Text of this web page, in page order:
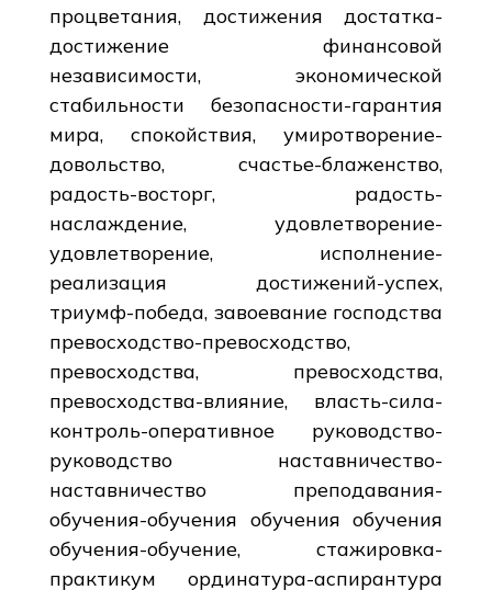
процветания, достижения достатка-
достижение финансовой
независимости, экономической
стабильности безопасности-гарантия
мира, спокойствия, умиротворение-
довольство, счастье-блаженство,
радость-восторг, радость-
наслаждение, удовлетворение-
удовлетворение, исполнение-
реализация достижений-успех,
триумф-победа, завоевание господства
превосходство-превосходство,
превосходства, превосходства,
превосходства-влияние, власть-сила-
контроль-оперативное руководство-
руководство наставничество-
наставничество преподавания-
обучения-обучения обучения обучения
обучения-обучение, стажировка-
практикум ординатура-аспирантура